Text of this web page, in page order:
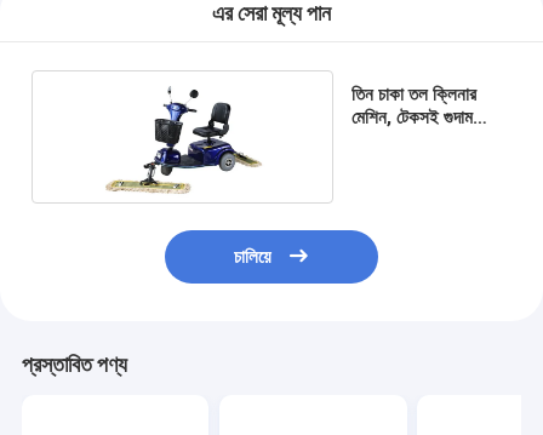
এর সেরা মূল্য পান
তিন চাকা তল ক্লিনার
মেশিন, টেকসই গুদাম
চালিয়ে
প্রস্তাবিত পণ্য